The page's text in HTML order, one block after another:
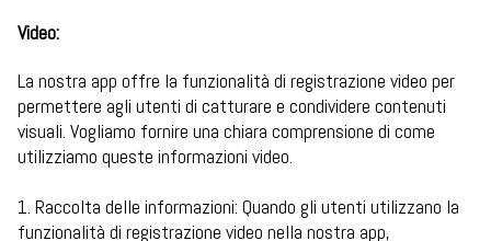
Video:
La nostra app offre la funzionalità di registrazione video per
permettere agli utenti di catturare e condividere contenuti
visuali. Vogliamo fornire una chiara comprensione di come
utilizziamo queste informazioni video.
1. Raccolta delle informazioni: Quando gli utenti utilizzano la
funzionalità di registrazione video nella nostra app,